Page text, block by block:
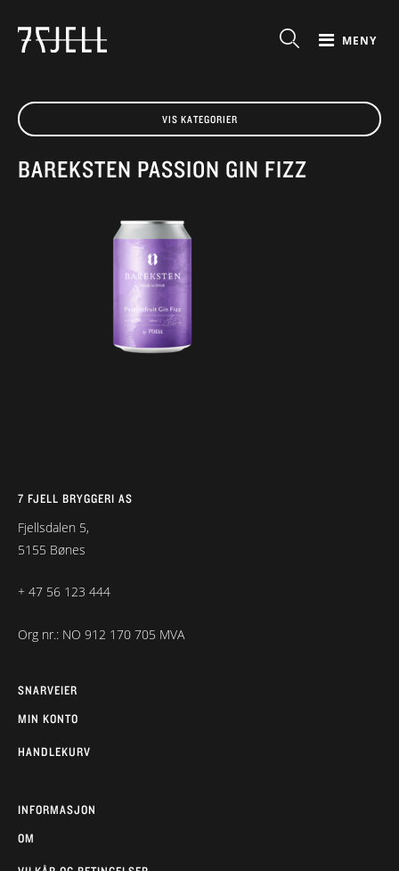
MENY
VIS KATEGORIER
BAREKSTEN PASSION GIN FIZZ
7 FJELL BRYGGERI AS
Fjellsdalen 5,
5155 Bønes
+ 47 56 123 444
Org nr.: NO 912 170 705 MVA
SNARVEIER
MIN KONTO
HANDLEKURV
INFORMASJON
OM